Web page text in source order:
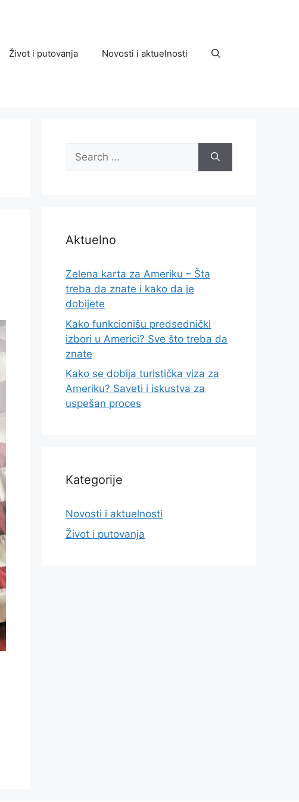
Život i putovanja Novosti i aktuelnosti
Search
for:
Aktuelno
Zelena karta za Ameriku – Šta
treba da znate i kako da je
dobijete
Kako funkcionišu predsednički
izbori u Americi? Sve što treba da
znate
Kako se dobija turistička viza za
Ameriku? Saveti i iskustva za
uspešan proces
Kategorije
Novosti i aktuelnosti
Život i putovanja